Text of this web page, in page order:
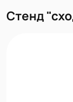
Стенд